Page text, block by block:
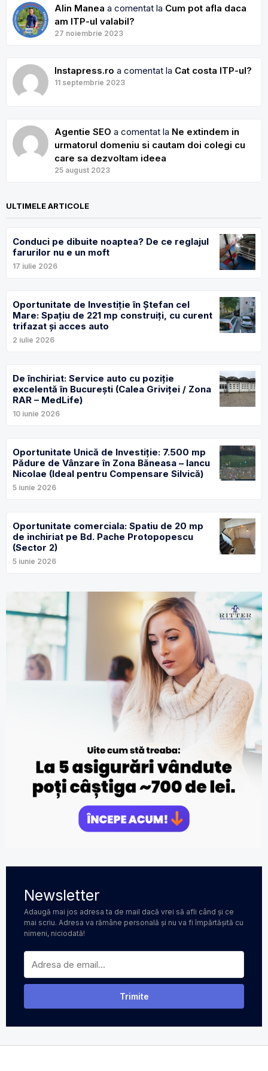
Alin Manea a comentat la Cum pot afla daca
am ITP-ul valabil?
27 noiembrie 2023
Instapress.ro a comentat la Cat costa ITP-ul?
11 septembrie 2023
Agentie SEO a comentat la Ne extindem in
urmatorul domeniu si cautam doi colegi cu
care sa dezvoltam ideea
25 august 2023
ULTIMELE ARTICOLE
Conduci pe dibuite noaptea? De ce reglajul
farurilor nu e un moft
17 iulie 2026
Oportunitate de Investiție în Ștefan cel
Mare: Spațiu de 221 mp construiți, cu curent
trifazat și acces auto
2 iulie 2026
De închiriat: Service auto cu poziție
excelentă în București (Calea Griviței / Zona
RAR – MedLife)
10 iunie 2026
Oportunitate Unică de Investiție: 7.500 mp
Pădure de Vânzare în Zona Băneasa – Iancu
Nicolae (Ideal pentru Compensare Silvică)
5 iunie 2026
Oportunitate comerciala: Spatiu de 20 mp
de inchiriat pe Bd. Pache Protopopescu
(Sector 2)
5 iunie 2026
Newsletter
Adaugă mai jos adresa ta de mail dacă vrei să afli când și ce
mai scriu. Adresa va rămâne personală și nu va fi împărtășită cu
nimeni, niciodată!